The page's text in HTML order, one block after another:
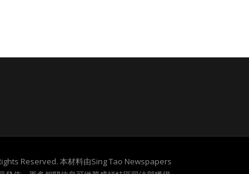
Reserved. 本材料由Sing Tao Newspapers